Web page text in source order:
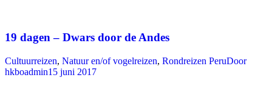
19 dagen – Dwars door de Andes
Cultuurreizen, Natuur en/of vogelreizen, Rondreizen PeruDoor
hkboadmin15 juni 2017